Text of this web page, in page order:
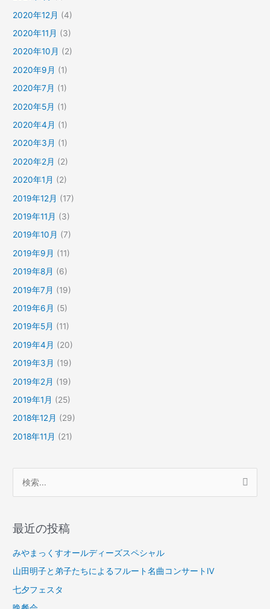
2020年12月 (4)
2020年11月 (3)
2020年10月 (2)
2020年9月 (1)
2020年7月 (1)
2020年5月 (1)
2020年4月 (1)
2020年3月 (1)
2020年2月 (2)
2020年1月 (2)
2019年12月 (17)
2019年11月 (3)
2019年10月 (7)
2019年9月 (11)
2019年8月 (6)
2019年7月 (19)
2019年6月 (5)
2019年5月 (11)
2019年4月 (20)
2019年3月 (19)
2019年2月 (19)
2019年1月 (25)
2018年12月 (29)
2018年11月 (21)
象
:
最近の投稿
みやまっくすオールディーズスペシャル
山田明子と弟子たちによるフルート名曲コンサートⅣ
七夕フェスタ